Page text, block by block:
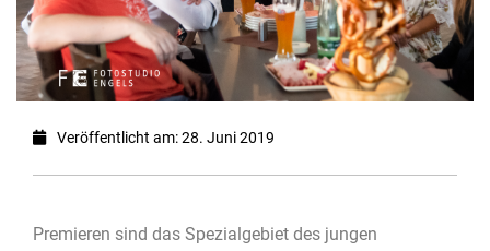
Veröffentlicht am: 28. Juni 2019
Premieren sind das Spezialgebiet des jungen